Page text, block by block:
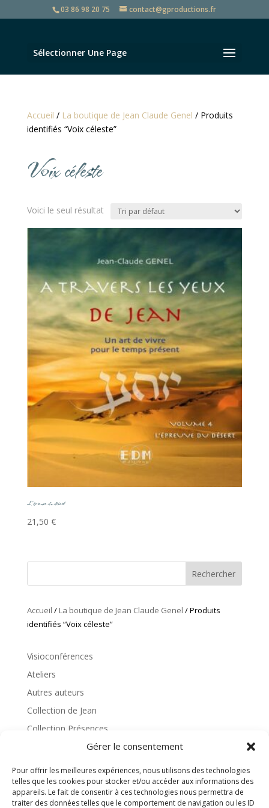
Gérer le consentement
Pour offrir les meilleures expériences, nous utilisons des technologies
telles que les cookies pour stocker et/ou accéder aux informations des
appareils. Le fait de consentir à ces technologies nous permettra de
traiter des données telles que le comportement de navigation ou les ID
03 86 98 20 75 contact@gproductions.fr
Sélectionner Une Page
Accueil / La boutique de Jean Claude Genel / Produits
identifiés “Voix céleste”
Voix céleste
Voici le seul résultat
L’épreuve du désert
21,50 €
Rechercher
Accueil / La boutique de Jean Claude Genel / Produits
identifiés “Voix céleste”
Visioconférences
Ateliers
Autres auteurs
Collection de Jean
Collection Présences
Collection Wesak
Enseignements
Hors collection
Retraite contemplative